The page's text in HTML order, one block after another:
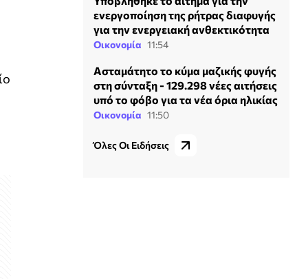
ενεργοποίηση της ρήτρας διαφυγής
για την ενεργειακή ανθεκτικότητα
Οικονομία 11:54
Ασταμάτητο το κύμα μαζικής φυγής
στη σύνταξη - 129.298 νέες αιτήσεις
υπό το φόβο για τα νέα όρια ηλικίας
Οικονομία 11:50
Όλες Οι Ειδήσεις